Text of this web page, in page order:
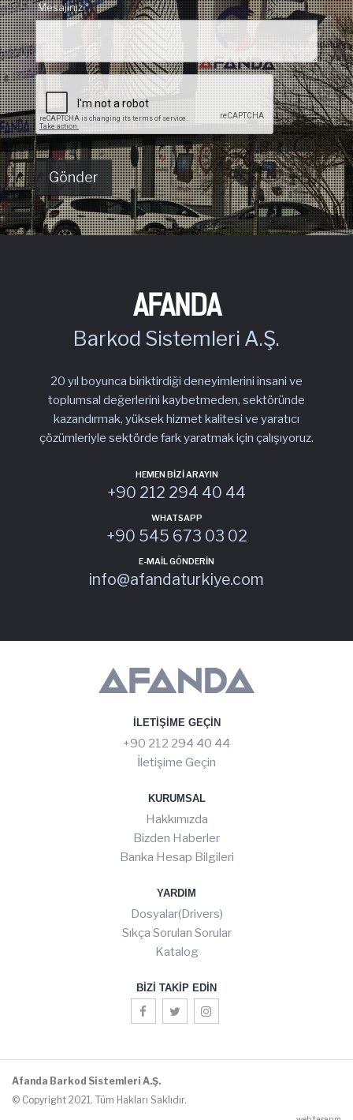
Mesajınız *
AFANDA
Barkod Sistemleri A.Ş.
20 yıl boyunca biriktirdiği deneyimlerini insani ve
toplumsal değerlerini kaybetmeden, sektöründe
kazandırmak, yüksek hizmet kalitesi ve yaratıcı
çözümleriyle sektörde fark yaratmak için çalışıyoruz.
HEMEN BIZI ARAYIN
+90 212 294 40 44
WHATSAPP
+90 545 673 03 02
E-MAIL GÖNDERIN
info@afandaturkiye.com
İLETIŞIME GEÇIN
+90 212 294 40 44
İletişime Geçin
KURUMSAL
Hakkımızda
Bizden Haberler
Banka Hesap Bilgileri
YARDIM
Dosyalar(Drivers)
Sıkça Sorulan Sorular
Katalog
BIZI TAKIP EDIN
Afanda Barkod Sistemleri A.Ş.
© Copyright 2021. Tüm Hakları Saklıdır.